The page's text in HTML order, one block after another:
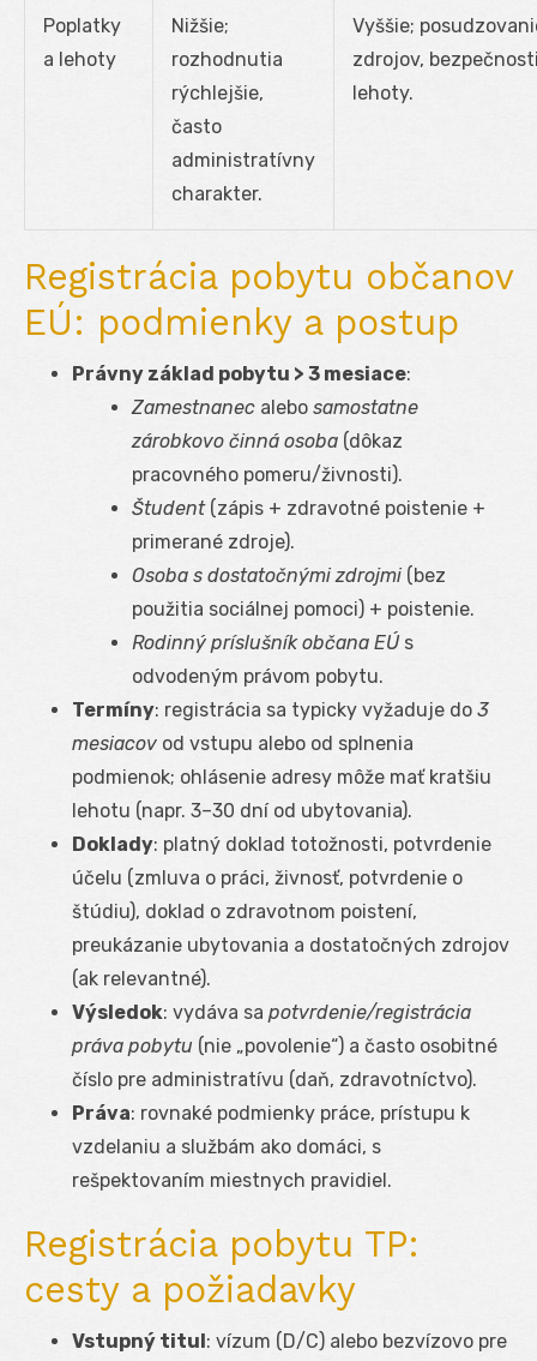
Poplatky
a lehoty
Nižšie;
rozhodnutia
rýchlejšie,
často
administratívny
charakter.
Vyššie;
zdrojov,
lehoty.
Registrácia pobytu občanov
EÚ: podmienky a postup
Právny základ pobytu > 3 mesiace:
Zamestnanec alebo samostatne
zárobkovo činná osoba (dôkaz
pracovného pomeru/živnosti).
Študent(zápis + zdravotné poistenie +
primerané zdroje).
Osoba s dostatočnými zdrojmi (bez
použitia sociálnej pomoci) + poistenie.
Rodinný príslušník občana EÚs
odvodeným právom pobytu.
Termíny: registrácia sa typicky vyžaduje do 3
mesiacov od vstupu alebo od splnenia
podmienok; ohlásenie adresy môže mať kratšiu
lehotu (napr. 3–30 dní od ubytovania).
Doklady: platný doklad totožnosti, potvrdenie
účelu (zmluva o práci, živnosť, potvrdenie o
štúdiu), doklad o zdravotnom poistení,
preukázanie ubytovania a dostatočných zdrojov
(ak relevantné).
Výsledok: vydáva sa potvrdenie/registrácia
práva pobytu (nie „povolenie“) a často osobitné
číslo pre administratívu (daň, zdravotníctvo).
Práva: rovnaké podmienky práce, prístupu k
vzdelaniu a službám ako domáci, s
rešpektovaním miestnych pravidiel.
Registrácia pobytu TP:
cesty a požiadavky
Vstupný titul: vízum (D/C) alebo bezvízovo pre